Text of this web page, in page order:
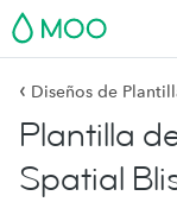
MOO
‹ Diseños de
Plantilla
Spatial